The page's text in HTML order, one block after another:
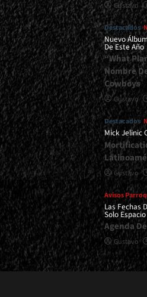
Gustavo
Destacados
Nuevo
De Este Año
“What
Nombre
Cowboys
Gustavo
Destacados
Mick Jelinic
Gustavo
Avisos
Las Fechas
Solo Espacio
Agenda
Gustavo